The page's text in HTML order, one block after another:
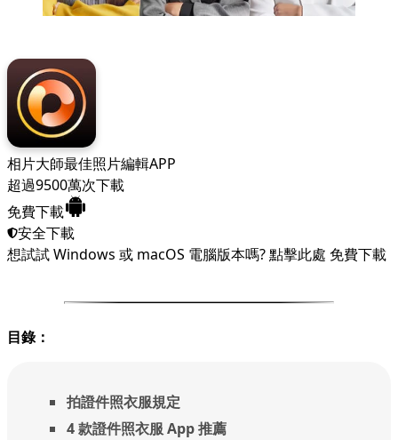
相片大師最佳照片編輯APP
超過9500萬次下載
免費下載
安全下載
想試試 Windows 或 macOS 電腦版本嗎?點擊此處 免費下載
目錄：
拍證件照衣服規定
4 款證件照衣服 App 推薦